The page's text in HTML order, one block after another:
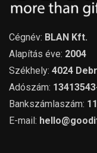
Cégnév: BLAN Kft.
Alapítás éve: 2004
Székhely: 4024
Adószám:
Bankszámlaszám:
E-mail: